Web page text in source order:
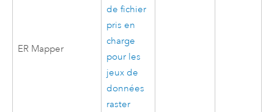
ER Mapper
de fichier
pris en
charge
pour les
jeux de
données
raster